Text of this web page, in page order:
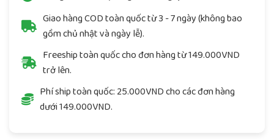
Giao hàng COD toàn quốc từ 3 - 7 ngày (không bao
gồm chủ nhật và ngày lễ).
Freeship toàn quốc cho đơn hàng từ 149.000VND
trở lên.
Phí ship toàn quốc: 25.000VND cho các đơn hàng
dưới 149.000VND.